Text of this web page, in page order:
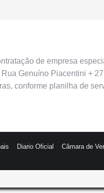
de empresa
Genuíno Piacentini +
conforme planilha de
Diario Oficial Câmara de